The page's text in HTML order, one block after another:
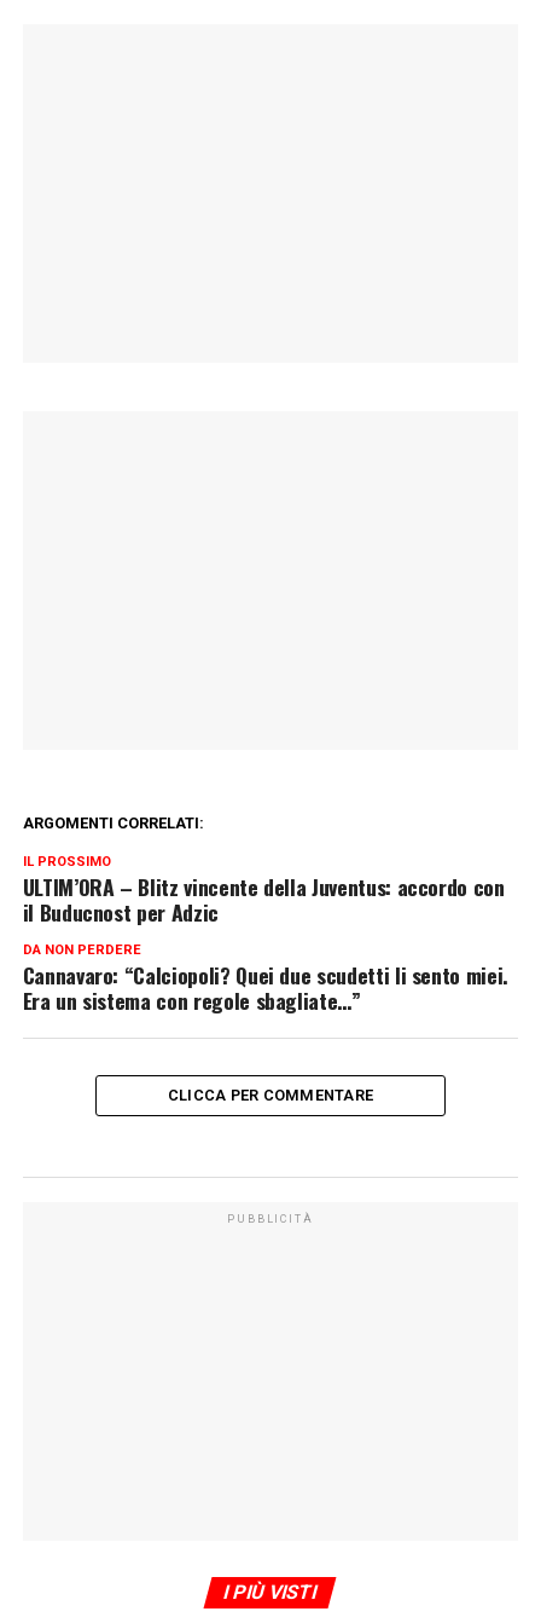
ARGOMENTI CORRELATI:
IL PROSSIMO
ULTIM’ORA – Blitz vincente della Juventus: accordo con
il Buducnost per Adzic
DA NON PERDERE
Cannavaro: “Calciopoli? Quei due scudetti li sento miei.
Era un sistema con regole sbagliate…”
CLICCA PER COMMENTARE
PUBBLICITÀ
I PIÙ VISTI